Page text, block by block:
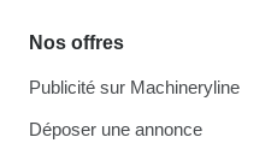
Nos offres
Publicité sur Machineryline
Déposer une annonce